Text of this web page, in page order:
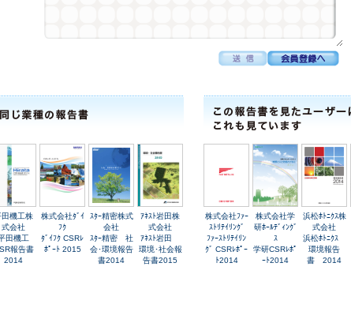
田機工株
式会社
田機工
報告書
2014
株式会社ﾀﾞｲ
ﾌｸ
ﾀﾞｲﾌｸ CSRﾚ
ﾎﾟｰﾄ 2015
ｽﾀｰ精密株式
会社
ｽﾀｰ精密 社
会･環境報告
書2014
ｱﾈｽﾄ岩田株
式会社
ｱﾈｽﾄ岩田
環境･社会報
告書2015
株式会社ﾌｧｰ
ｽﾄﾘﾃｲﾘﾝｸﾞ
ﾌｧｰｽﾄﾘﾃｲﾘﾝ
ｸﾞ CSRﾚﾎﾟｰ
ﾄ2014
株式会社学
研ﾎｰﾙﾃﾞｨﾝｸﾞ
ｽ
学研CSRﾚﾎﾟ
ｰﾄ2014
浜松ﾎﾄﾆｸｽ株
式会社
浜松ﾎﾄﾆｸｽ
環境報告
書 2014